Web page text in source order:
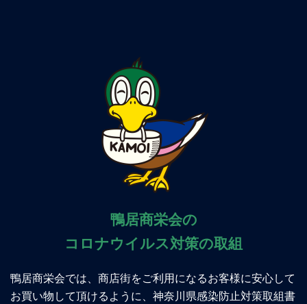
鴨居商栄会の
コロナウイルス対策の取組
鴨居商栄会では、商店街をご利用になるお客様に安心して
お買い物して頂けるように、神奈川県感染防止対策取組書